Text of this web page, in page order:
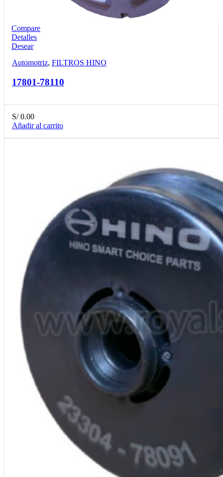
Compare
Detalles
Desear
Automotriz, FILTROS HINO
17801-78110
S/0.00
Añadir al carrito